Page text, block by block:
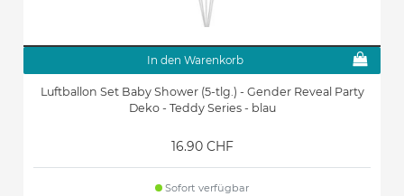
In den Warenkorb
Luftballon Set Baby Shower (5-tlg.) - Gender Reveal Party
Deko - Teddy Series - blau
16.90 CHF
Sofort verfügbar